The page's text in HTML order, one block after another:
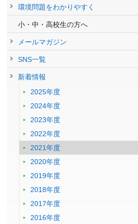
環境問題をわかりやすく
小・中・高校生の方へ
メールマガジン
SNS一覧
新着情報
2025年度
2024年度
2023年度
2022年度
2021年度
2020年度
2019年度
2018年度
2017年度
2016年度